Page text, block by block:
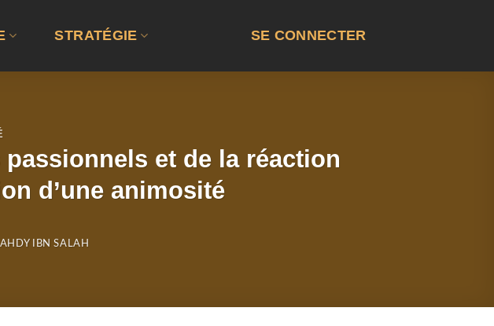
STRATÉGIE SE CONNECTER
et de la réaction
d’une animosité
IBN SALAH